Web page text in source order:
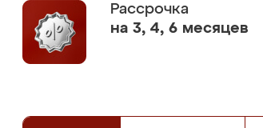
Рассрочка
на 3, 4, 6 месяцев